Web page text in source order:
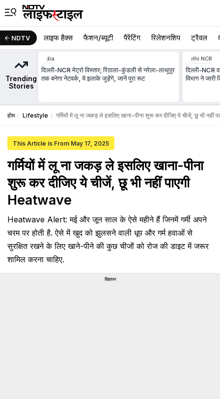
NDTV लाइफ हैक्स फैशन/ब्‍यूटी पैरेंटिंग रिलेशनशिप ट्रैवल
Trending
Stories
India
दिल्ली-NCR मेट्रो विस्तार; रिठाला-कुंडली से नरेला-लाथूपुर
तक बनेगा नेटवर्क, ये इलाके जुड़ेंगे, जानें पूरा रूट
Delhi NCR
दिल्ली-NCR
विभाग ने जारी
होम Lifestyle गर्मियों में लू ना जकड़ ले इसलिए खाना-पीना शुरू कर दीजिए ये चीजें, छू भी नहीं
This Article is From May 17, 2025
गर्मियों में लू ना जकड़ ले इसलिए खाना-पीना
शुरू कर दीजिए ये चीजें, छू भी नहीं पाएगी
Heatwave
Heatwave Alert: मई और जून साल के ऐसे महीने हैं जिनमें गर्मी अपने
चरम पर होती है. ऐसे में खुद को झुलसने वाली धूप और गर्म हवाओं से
सुरक्षित रखने के लिए खाने-पीने की कुछ चीजों को रोज की डाइट में जरूर
शामिल करना चाहिए.
विज्ञापन